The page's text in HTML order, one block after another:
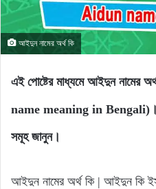
আইদুন নামের অর্থ কি
এই পোষ্টের মাধ্যমে আইদুন নামের
name meaning in Bengali)।
সমূহ জানুন।
আইদুন নামের অর্থ কি | আইদুন কি